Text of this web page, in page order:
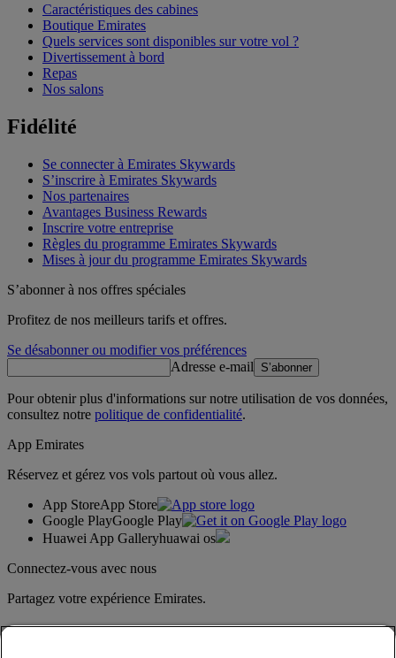
Caractéristiques des cabines
Boutique Emirates
Quels services sont disponibles sur votre vol ?
Divertissement à bord
Repas
Nos salons
Fidélité
Se connecter à Emirates Skywards
S’inscrire à Emirates Skywards
Nos partenaires
Avantages Business Rewards
Inscrire votre entreprise
Règles du programme Emirates Skywards
Mises à jour du programme Emirates Skywards
S’abonner à nos offres spéciales
Profitez de nos meilleurs tarifs et offres.
Se désabonner ou modifier vos préférences
Adresse e-mail
S’abonner
Pour obtenir plus d'informations sur notre utilisation de vos données,
consultez notre politique de confidentialité.
App Emirates
Réservez et gérez vos vols partout où vous allez.
App StoreApp Store
Google PlayGoogle Play
Huawei App Galleryhuawai os
Connectez-vous avec nous
Partagez votre expérience Emirates.